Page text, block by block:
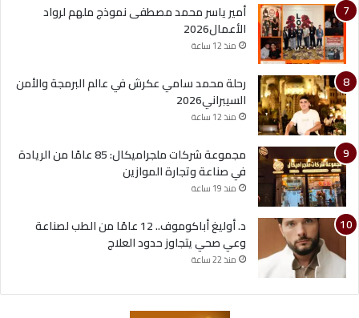
أمير ياسر محمد مصطفى نموذج ملهم لرواد
الأعمال2026
منذ 12 ساعة
رحلة محمد سامي عكرش في عالم البرمجة والأمن
السيبراني2026
منذ 12 ساعة
مجموعة شركات ملجراميكال: 85 عامًا من الريادة
في صناعة وتجارة الموازين
منذ 19 ساعة
د. أوليغ أباكوموف.. 12 عامًا من الطب لصناعة
وعي صحي يتجاوز حدود العلاج
منذ 22 ساعة